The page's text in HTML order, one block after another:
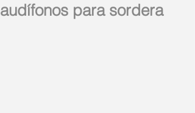
audífonos para sordera